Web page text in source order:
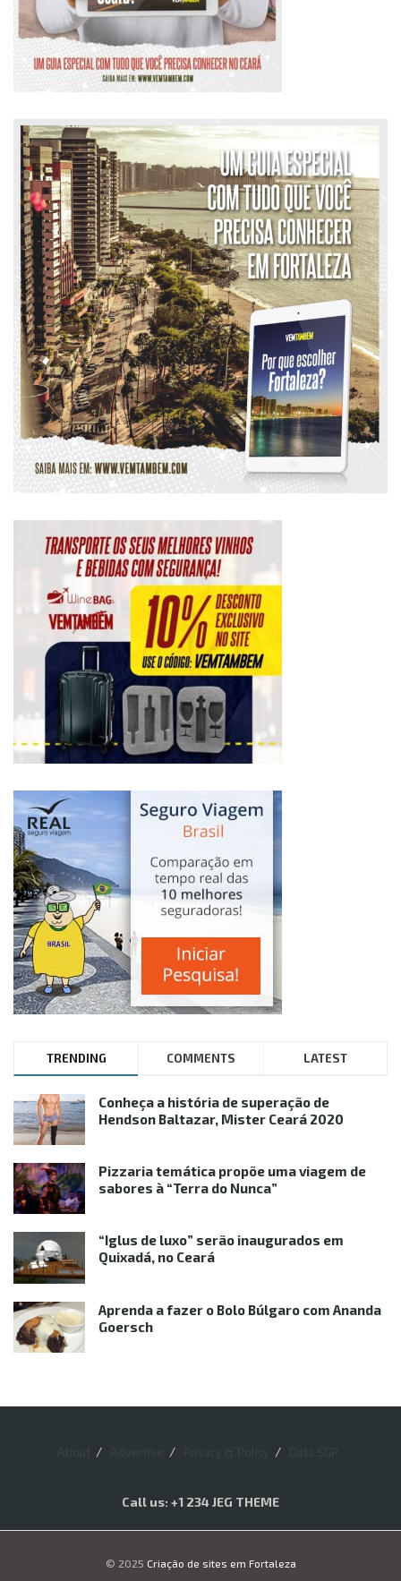
TRENDING COMMENTS LATEST
Conheça a história de superação de
Hendson Baltazar, Mister Ceará 2020
Pizzaria temática propõe uma viagem de
sabores à “Terra do Nunca”
“Iglus de luxo” serão inaugurados em
Quixadá, no Ceará
Aprenda a fazer o Bolo Búlgaro com Ananda
Goersch
Call us: +1 234 JEG THEME
© 2025 Criação de sites em Fortaleza